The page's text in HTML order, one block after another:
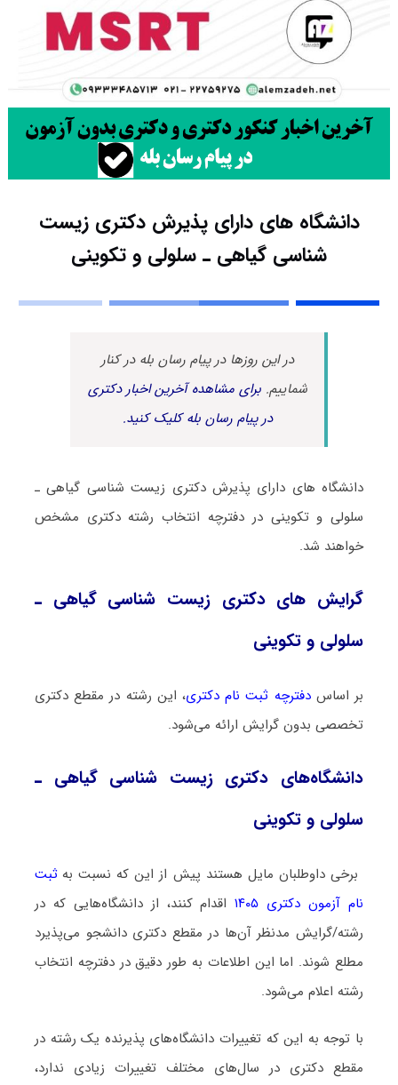
دانشگاه های دارای پذیرش دکتری زیست
شناسی ﮔﻴﺎهی ـ ﺳﻠﻮلی و ﺗﻜﻮینی
در این روزها در پیام رسان بله در کنار
شماییم.برای مشاهده آخرین اخبار دکتری
در پیام رسان بله کلیک کنید.
دانشگاه های دارای پذیرش دکتری زیست شناسی ﮔﻴﺎهی ـ
ﺳﻠﻮلی و ﺗﻜﻮینی در دفترچه انتخاب رشته دکتری مشخص
خواهند شد.
گرایش های دکتری زیست شناسی ﮔﻴﺎهی ـ
ﺳﻠﻮلی و ﺗﻜﻮینی
بر اساسدفترچه ثبت نام دکتری، این رشته در مقطع دکتری
تخصصی بدون گرایش ارائه می‌شود.
دانشگاه‌های دکتری زیست شناسی ﮔﻴﺎهی ـ
ﺳﻠﻮلی و ﺗﻜﻮینی
برخی داوطلبان مایل هستند پیش از این که نسبت به ثبت
نام آزمون دکتری ۱۴۰۵
اقدام کنند، از دانشگاه‌هایی که در
رشته/گرایش مدنظر آن‌ها در مقطع دکتری دانشجو می‌پذیرد
مطلع شوند. اما این اطلاعات به طور دقیق در دفترچه انتخاب
رشته اعلام می‌شود.
با توجه به این که تغییرات دانشگاه‌های پذیرنده یک رشته در
مقطع دکتری در سال‌های مختلف تغییرات زیادی ندارد،